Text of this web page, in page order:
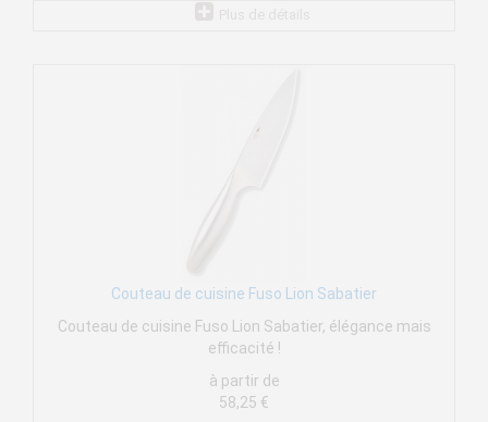
Couteau de cuisine Fuso Lion Sabatier
Couteau de cuisine Fuso Lion Sabatier, élégance mais
efficacité !
à partir de
58,25 €